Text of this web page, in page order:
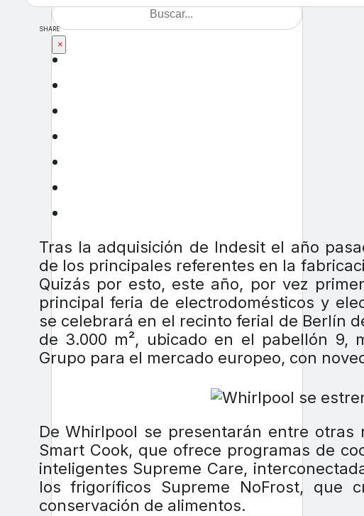
×
SHARE
Tras la adquisición de Indesit el año
de los principales referentes en la
Quizás por esto, este año, por vez
principal feria de electrodomésticos y
se celebrará en el recinto ferial de Berlín
de 3.000 m², ubicado en el pabellón 9,
Grupo para el mercado europeo, con
De Whirlpool se presentarán entre otras
Smart Cook, que ofrece programas de
inteligentes Supreme Care,
los frigoríficos Supreme NoFrost, que
conservación de alimentos.